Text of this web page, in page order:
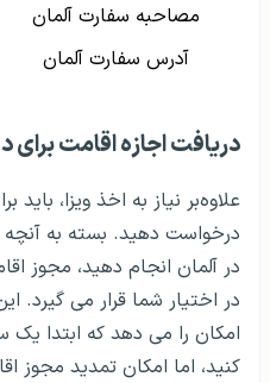
مصاحبه سفارت آلمان
آدرس سفارت آلمان
دریافت اجازه اقامت برای
علاوه‌بر نیاز به اخذ ویزا، باید
درخواست دهید. بسته به آنچه
در آلمان انجام دهید، مجوز
در اختیار شما قرار می گیرد.
امکان را می دهد که ابتدا
کنید، اما امکان تمدید مجوز